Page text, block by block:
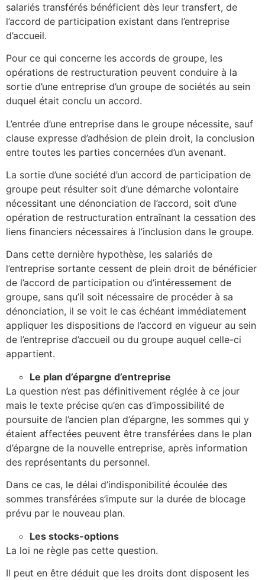
salariés transférés bénéficient dès leur transfert, de
l’accord de participation existant dans l’entreprise
d’accueil.
Pour ce qui concerne les accords de groupe, les
opérations de restructuration peuvent conduire à la
sortie d’une entreprise d’un groupe de sociétés au sein
duquel était conclu un accord.
L’entrée d’une entreprise dans le groupe nécessite, sauf
clause expresse d’adhésion de plein droit, la conclusion
entre toutes les parties concernées d’un avenant.
La sortie d’une société d’un accord de participation de
groupe peut résulter soit d’une démarche volontaire
nécessitant une dénonciation de l’accord, soit d’une
opération de restructuration entraînant la cessation des
liens financiers nécessaires à l’inclusion dans le groupe.
Dans cette dernière hypothèse, les salariés de
l’entreprise sortante cessent de plein droit de bénéficier
de l’accord de participation ou d’intéressement de
groupe, sans qu’il soit nécessaire de procéder à sa
dénonciation, il se voit le cas échéant immédiatement
appliquer les dispositions de l’accord en vigueur au sein
de l’entreprise d’accueil ou du groupe auquel celle-ci
appartient.
Le plan d’épargne d’entreprise
La question n’est pas définitivement réglée à ce jour
mais le texte précise qu’en cas d’impossibilité de
poursuite de l’ancien plan d’épargne, les sommes qui y
étaient affectées peuvent être transférées dans le plan
d’épargne de la nouvelle entreprise, après information
des représentants du personnel.
Dans ce cas, le délai d’indisponibilité écoulée des
sommes transférées s’impute sur la durée de blocage
prévu par le nouveau plan.
Les stocks-options
La loi ne règle pas cette question.
Il peut en être déduit que les droits dont disposent les